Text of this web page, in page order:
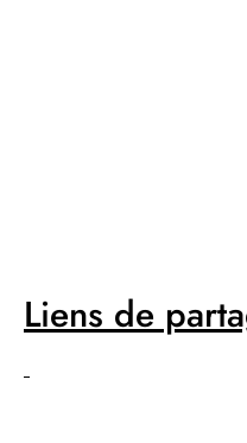
Liens de